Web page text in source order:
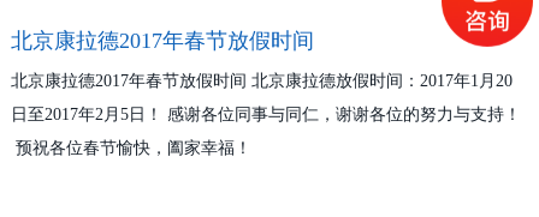
北京康拉德2017年春节放假时间
北京康拉德2017年春节放假时间 北京康拉德放假时间：2017年1月20
日至2017年2月5日！ 感谢各位同事与同仁，谢谢各位的努力与支持！
预祝各位春节愉快，阖家幸福！